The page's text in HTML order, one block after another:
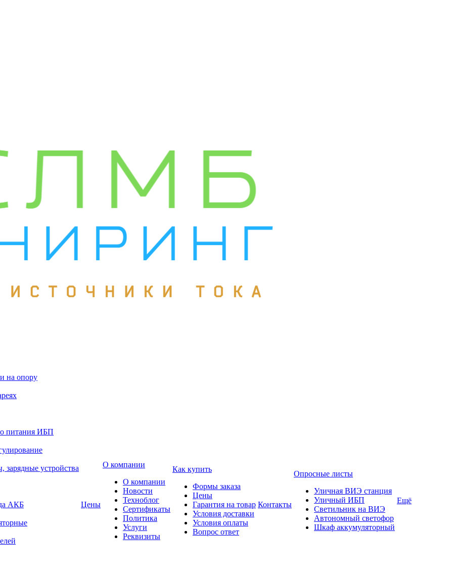
на опору
питания ИБП
зарядные устройства
АКБ Цены
О компании
О компании
Новости
Техноблог
Сертификаты
Политика
Услуги
Реквизиты
Как купить
Формы заказа
Цены
Гарантия на товар
Условия доставки
Условия оплаты
Вопрос ответ
Контакты
Опросные листы
Уличная ВИЭ станция
Уличный ИБП
Светильник на ВИЭ
Автономный светофор
Шкаф аккумуляторный
Ещё